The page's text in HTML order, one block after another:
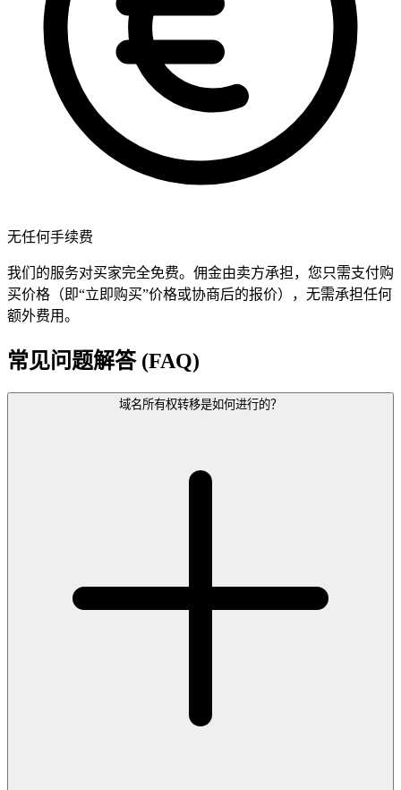
无任何手续费
我们的服务对买家完全免费。佣金由卖方承担，您只需支付购
买价格（即“立即购买”价格或协商后的报价），无需承担任何
额外费用。
常见问题解答 (FAQ)
域名所有权转移是如何进行的？